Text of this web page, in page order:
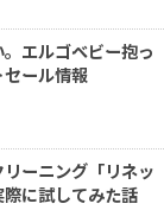
エルゴベビー抱っ
ール情報
リーニング「リネッ
際に試してみた話